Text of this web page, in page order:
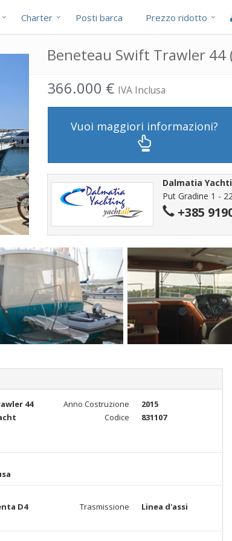
Charter Posti barca Prezzo ridotto
Beneteau Swift Trawler 44
366.000 € IVA Inclusa
Vuoi maggiori informazioni?
Dalmatia
Put Gradine 1 -
+385
44 Anno Costruzione
2015
Codice
831107
D4 Trasmissione
Linea d'assi